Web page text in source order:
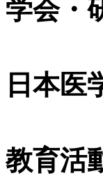
学会・
日本医
日本
教育活